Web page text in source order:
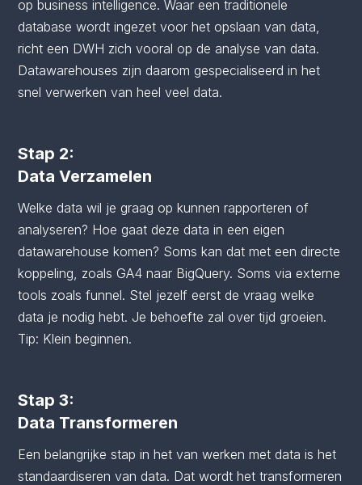
op business intelligence. Waar een traditionele
database wordt ingezet voor het opslaan van data,
richt een DWH zich vooral op de analyse van data.
Datawarehouses zijn daarom gespecialiseerd in het
snel verwerken van heel veel data.
Stap 2:
Data Verzamelen
Welke data wil je graag op kunnen rapporteren of
analyseren? Hoe gaat deze data in een eigen
datawarehouse komen? Soms kan dat met een directe
koppeling, zoals GA4 naar BigQuery. Soms via externe
tools zoals funnel. Stel jezelf eerst de vraag welke
data je nodig hebt. Je behoefte zal over tijd groeien.
Tip: Klein beginnen.
Stap 3:
Data Transformeren
Een belangrijke stap in het van werken met data is het
standaardiseren van data. Dat wordt het transformeren